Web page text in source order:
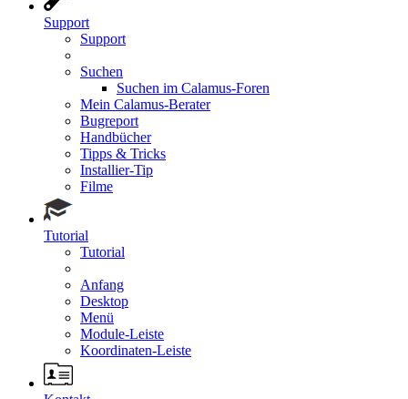
Support
Support
Suchen
Suchen im Calamus-Foren
Mein Calamus-Berater
Bugreport
Handbücher
Tipps & Tricks
Installier-Tip
Filme
Tutorial
Tutorial
Anfang
Desktop
Menü
Module-Leiste
Koordinaten-Leiste